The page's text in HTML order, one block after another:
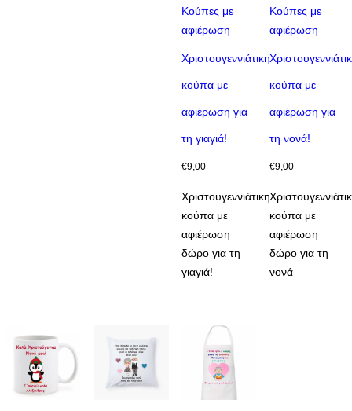
Κούπες με
αφιέρωση
Χριστουγεννιάτικη
κούπα με
αφιέρωση για
τη γιαγιά!
€9,00
Χριστουγεννιάτικη
κούπα με
αφιέρωση
δώρο για τη
γιαγιά!
Κούπες με
αφιέρωση
κούπα με
αφιέρωση για
τη νονά!
€9,00
κούπα με
αφιέρωση
δώρο για τη
νονά